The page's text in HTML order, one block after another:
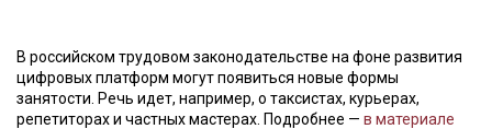
Культура
Lifestyle
В российском трудовом законодательстве на фоне развития
цифровых платформ могут появиться новые формы
занятости. Речь идет, например, о таксистах, курьерах,
репетиторах и частных мастерах. Подробнее — в материале